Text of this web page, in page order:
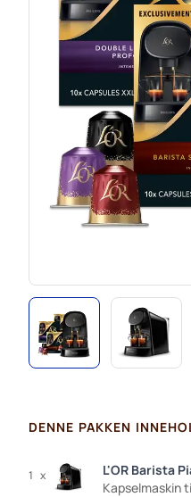
DENNE PAKKEN
1 x
L'OR Barista
Kapselmaskin